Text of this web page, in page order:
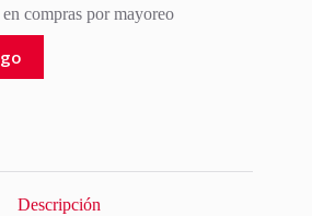
compras por mayoreo
Descripción